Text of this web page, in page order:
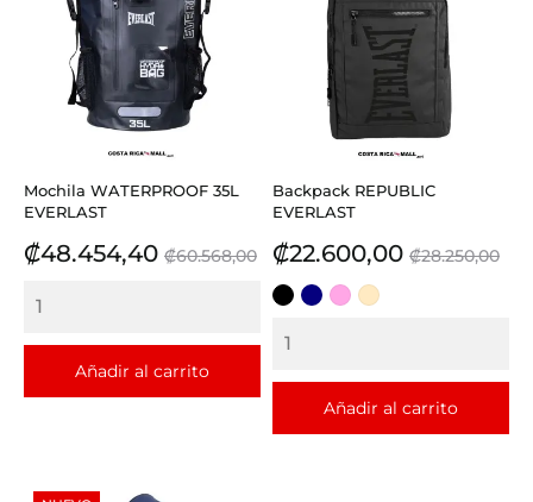
Mochila WATERPROOF 35L
EVERLAST
Precio
₡48.454,40 Precio
₡60.568,00
Añadir al carrito
Backpack REPUBLIC
EVERLAST
Precio
₡22.600,00 Precio
₡28.250,00
NEGRO
AZULROSADO
BEIGE
Añadir al carrito